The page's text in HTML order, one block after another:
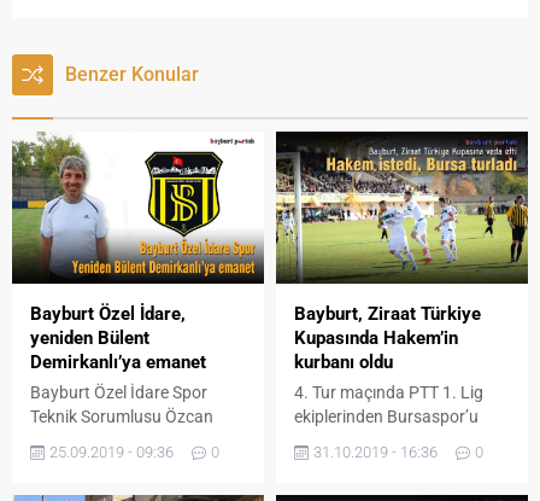
Benzer Konular
Bayburt Özel İdare,
yeniden Bülent
Demirkanlı’ya emanet
Bayburt Özel İdare Spor
Teknik Sorumlusu Özcan
haftasında alınan kötü
25.09.2019 - 09:36 0
Bayburt, Ziraat Türkiye
Kupasında Hakem’in
kurbanı oldu
4. Tur maçında PTT 1. Lig
ekiplerinden Bursaspor’u
İdarespor, iyi oynadığı ve öne
31.10.2019 - 16:36 0